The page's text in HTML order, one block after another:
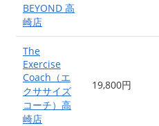
BEYOND 高
崎店
The
Exercise
Coach（エ
クササイズ
コーチ）高
崎店
19,800円